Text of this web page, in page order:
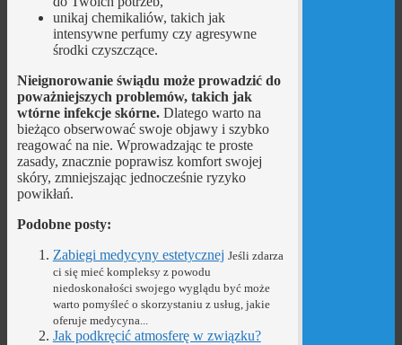
unikaj chemikaliów, takich jak
intensywne perfumy czy agresywne
środki czyszczące.
Nieignorowanie świądu może prowadzić do
poważniejszych problemów, takich jak
wtórne infekcje skórne.Dlatego warto na
bieżąco obserwować swoje objawy i szybko
reagować na nie. Wprowadzając te proste
zasady, znacznie poprawisz komfort swojej
skóry, zmniejszając jednocześnie ryzyko
powikłań.
Podobne posty:
Zabiegi medycyny estetycznej Jeśli zdarza
ci się mieć kompleksy z powodu
niedoskonałości swojego wyglądu być może
warto pomyśleć o skorzystaniu z usług, jakie
oferuje medycyna...
Jak podkręcić atmosferę w związku?